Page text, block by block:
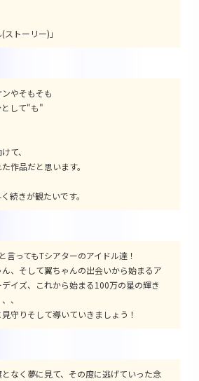
トーリー)」
やそもそも
として"も"
て、
作品だと思います。
続きが観たいです。
言ってもTシアターのアイドル達！
、そして翼ちゃんの出会いから始まるア
イズ、これから始まる100万の星の輝き
、
守りそして導いていきましょう！
なく夢に見て、その度に逃げていった念